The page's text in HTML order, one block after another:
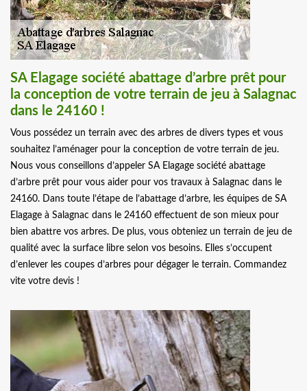
SA Elagage société abattage d’arbre prêt pour
la conception de votre terrain de jeu à Salagnac
dans le 24160 !
Vous possédez un terrain avec des arbres de divers types et vous
souhaitez l’aménager pour la conception de votre terrain de jeu.
Nous vous conseillons d’appeler SA Elagage société abattage
d’arbre prêt pour vous aider pour vos travaux à Salagnac dans le
24160. Dans toute l’étape de l’abattage d’arbre, les équipes de SA
Elagage à Salagnac dans le 24160 effectuent de son mieux pour
bien abattre vos arbres. De plus, vous obteniez un terrain de jeu de
qualité avec la surface libre selon vos besoins. Elles s’occupent
d’enlever les coupes d’arbres pour dégager le terrain. Commandez
vite votre devis !